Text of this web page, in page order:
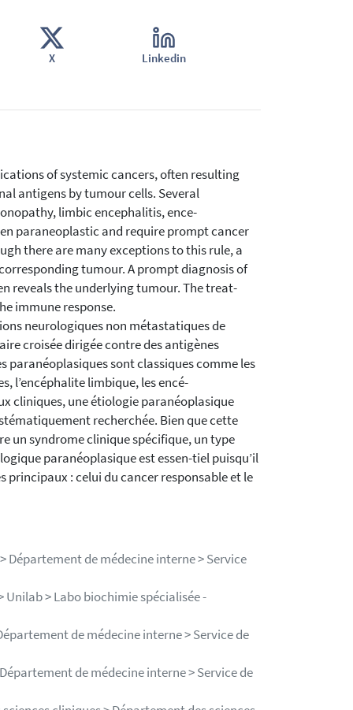
X Linkedin
of systemic cancers, often resulting
antigens by tumour cells. Several
limbic encephalitis, ence-
paraneoplastic and require prompt cancer
there are many exceptions to this rule, a
tumour. A prompt diagnosis of
reveals the underlying tumour. The treat-
immune response.
neurologiques non métastatiques de
croisée dirigée contre des antigènes
sont classiques comme les
l’encéphalite limbique, les encé-
cliniques, une étiologie paranéoplasique
recherchée. Bien que cette
un syndrome clinique spécifique, un type
paranéoplasique est essen-tiel puisqu’il
: celui du cancer responsable et le
Département de médecine interne > Service
Unilab > Labo biochimie spécialisée -
de médecine interne > Service de
de médecine interne > Service de